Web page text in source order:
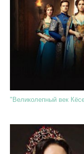
"Великолепный век